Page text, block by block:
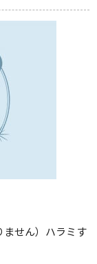
せん）ハラミす